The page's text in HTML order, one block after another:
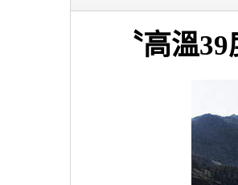
〝高溫